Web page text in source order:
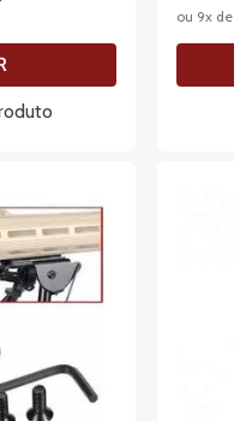
ou 9x de